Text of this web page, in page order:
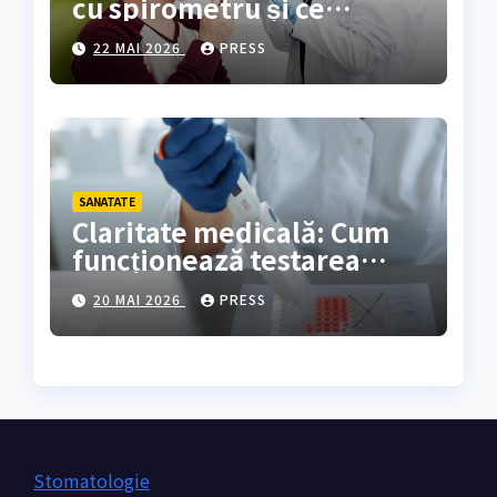
rezultate oferă?
22 MAI 2026 PRESS
SANATATE
Claritate medicală: Cum
funcționează testarea
genetică și cine are
nevoie de ea?
20 MAI 2026 PRESS
Stomatologie